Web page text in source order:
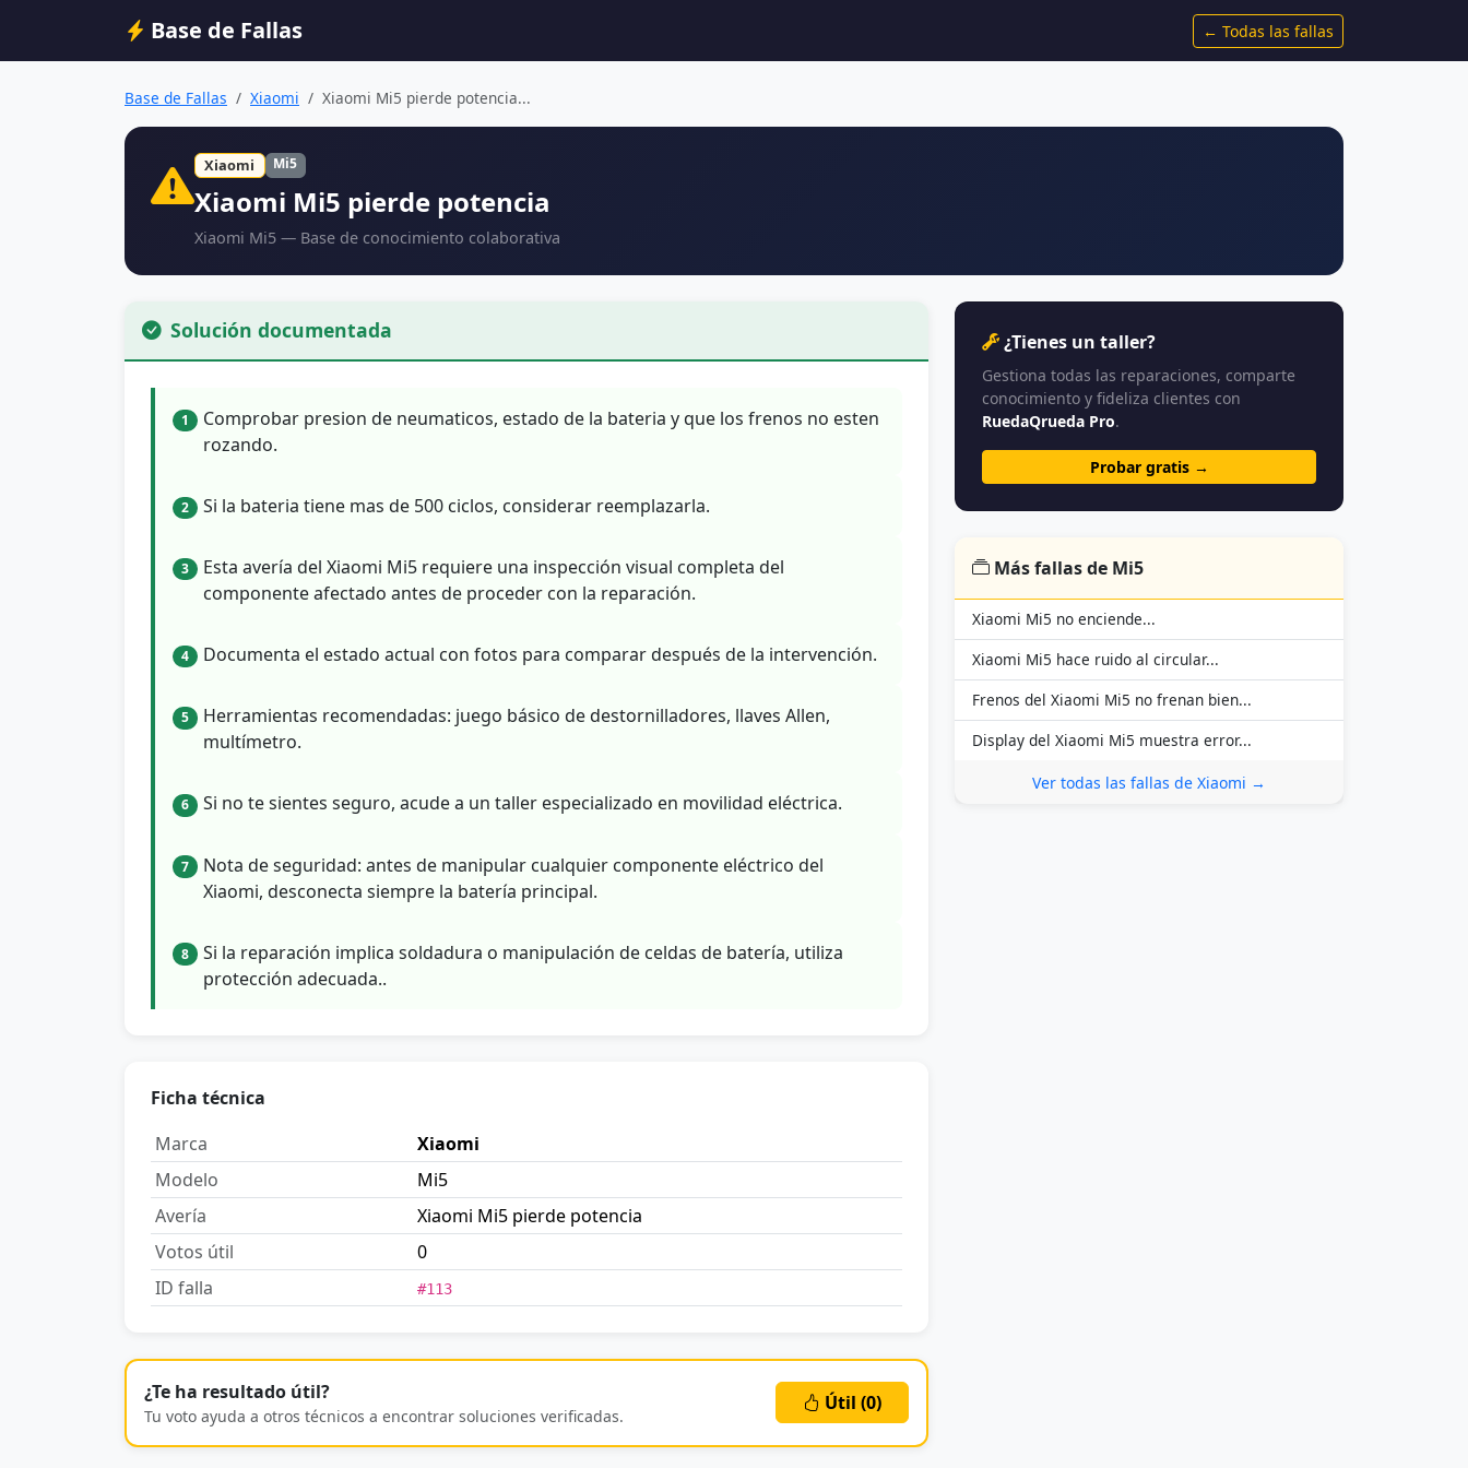
Base de Fallas ← Todas las fallas
Base de Fallas Xiaomi Xiaomi Mi5 pierde potencia...
Xiaomi Mi5
Xiaomi Mi5 pierde potencia
Xiaomi Mi5 — Base de conocimiento colaborativa
Solución documentada
1
Comprobar presion de neumaticos, estado de la bateria y que los frenos no esten
rozando.
2 Si la bateria tiene mas de 500 ciclos, considerar reemplazarla.
3
Esta avería del Xiaomi Mi5 requiere una inspección visual completa del
componente afectado antes de proceder con la reparación.
4 Documenta el estado actual con fotos para comparar después de la intervención.
5
Herramientas recomendadas: juego básico de destornilladores, llaves Allen,
multímetro.
6 Si no te sientes seguro, acude a un taller especializado en movilidad eléctrica.
7
Nota de seguridad: antes de manipular cualquier componente eléctrico del
Xiaomi, desconecta siempre la batería principal.
8
Si la reparación implica soldadura o manipulación de celdas de batería, utiliza
protección adecuada..
Ficha técnica
Marca
Xiaomi
Modelo
Mi5
Avería
Xiaomi Mi5 pierde potencia
Votos útil
0
ID falla
#113
¿Te ha resultado útil?
Tu voto ayuda a otros técnicos a encontrar soluciones verificadas.
Útil (0)
¿Tienes un taller?
Gestiona todas las reparaciones, comparte
conocimiento y fideliza clientes con
RuedaQrueda Pro.
Probar gratis →
Más fallas de Mi5
Xiaomi Mi5 no enciende...
Xiaomi Mi5 hace ruido al circular...
Frenos del Xiaomi Mi5 no frenan bien...
Display del Xiaomi Mi5 muestra error...
Ver todas las fallas de Xiaomi →